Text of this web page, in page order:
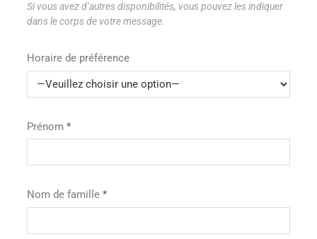
Si vous avez d’autres disponibilités, vous pouvez les indiquer
dans le corps de votre message.
Horaire de préférence
Prénom
Nom de famille